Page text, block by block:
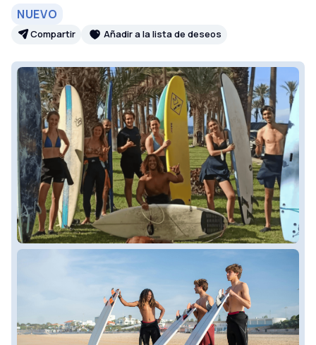
NUEVO
Compartir Añadir a la lista de deseos